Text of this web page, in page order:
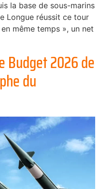
la base de sous-marins
Longue réussit ce tour
même temps », un net
Budget 2026 de
du